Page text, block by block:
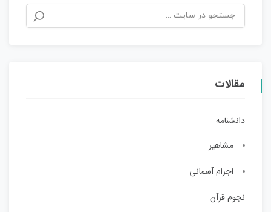
مقالات
دانشنامه
مشاهیر
اجرام آسمانی
نجوم قرآن